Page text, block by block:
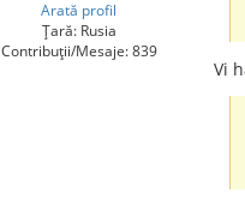
Arată profil
Țară: Rusia
Contribuții/Mesaje: 839
Vi